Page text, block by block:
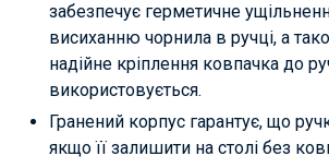
забезпечує герметичне
висиханню чорнила в ручці, а
надійне кріплення ковпачка до
використовується.
Гранений корпус гарантує, що
якщо її залишити на столі без